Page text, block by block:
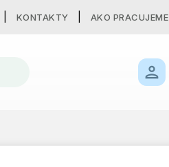
KONTAKTY AKO PRACUJEME